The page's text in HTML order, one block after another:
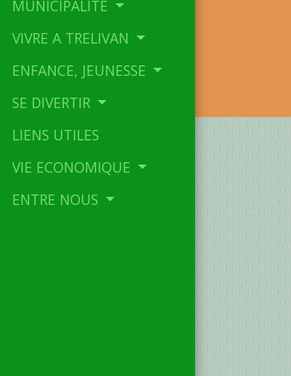
MUNICIPALITE
VIVRE A TRELIVAN
ENFANCE, JEUNESSE
SE DIVERTIR
LIENS UTILES
VIE ECONOMIQUE
ENTRE NOUS